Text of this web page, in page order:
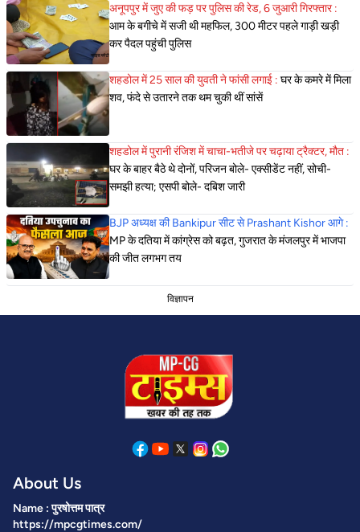
अनूपपुर में जुए की फड़ पर पुलिस की रेड, 6 जुआरी गिरफ्तार :
आम के बगीचे में सजी थी महफिल, 300 मीटर पहले गाड़ी खड़ी
कर पैदल पहुंची पुलिस
शहडोल में 25 साल की युवती ने फांसी लगाई : घर के कमरे में मिला
शव, फंदे से उतारने तक थम चुकी थीं सांसें
शहडोल में पुरानी रंजिश में चाचा-भतीजे पर चढ़ाया ट्रैक्टर, मौत :
घर के बाहर बैठे थे दोनों, परिजन बोले- एक्सीडेंट नहीं, सोची-
समझी हत्या; एसपी बोले- दबिश जारी
BJP अध्यक्ष की Bankipur सीट से Prashant Kishor आगे :
MP के दतिया में कांग्रेस को बढ़त, गुजरात के मंजलपुर में भाजपा
की जीत लगभग तय
विज्ञापन
About Us
Name : पुरषोत्तम पात्र
https://mpcgtimes.com/